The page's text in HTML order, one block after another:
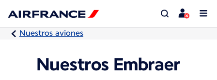
Nuestros aviones
Nuestros Embraer